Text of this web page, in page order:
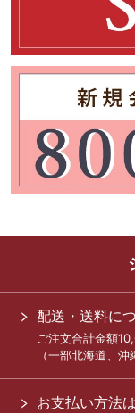
配送・送料に
ご注文合計金額
（一部北海道、
お支払い方法